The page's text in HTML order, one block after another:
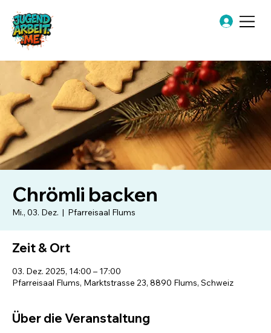
Chrömli backen
Mi., 03. Dez.
  |
Pfarreisaal Flums
Zeit & Ort
03. Dez. 2025, 14:00 – 17:00
Pfarreisaal Flums, Marktstrasse 23, 8890 Flums, Schweiz
Über die Veranstaltung